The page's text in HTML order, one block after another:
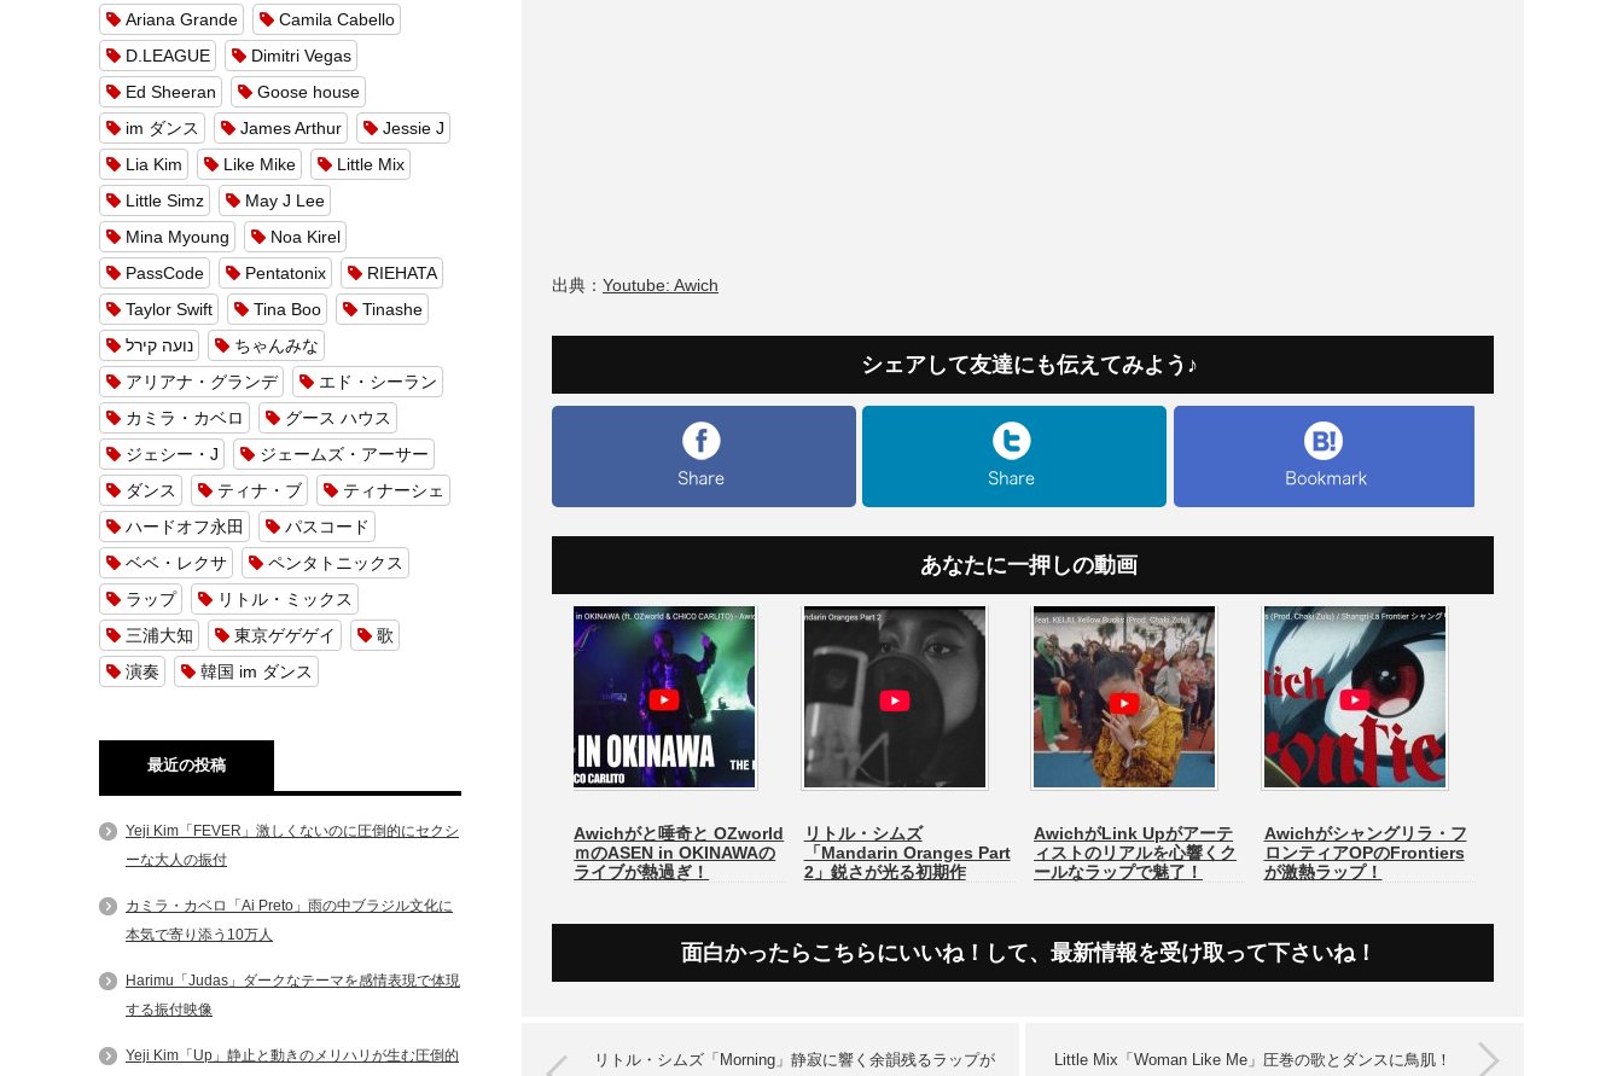
出典： Youtube: Awich
シェアして友達にも伝えてみよう♪
あなたに一押しの動画
Awichがと唾奇と OZworld
ｍのASEN in OKINAWAの
ライブが熱過ぎ！
リトル・シムズ
「Mandarin Oranges Part
2」鋭さが光る初期作
AwichがLink Upがアーテ
ィストのリアルを心響くク
ールなラップで魅了！
Awichがシャングリラ・フ
ロンティアOPのFrontiers
が激熱ラップ！
面白かったらこちらにいいね！して、最新情報を受け取って下さいね！
リトル・シムズ「Morning」静寂に響く余韻残るラップが Little Mix「Woman Like Me」圧巻の歌とダンスに鳥肌！
Ariana Grande
Camila Cabello
D.LEAGUE
Dimitri Vegas
Ed Sheeran
Goose house
im ダンス
James Arthur
Jessie J
Lia Kim
Like Mike
Little Mix
Little Simz
May J Lee
Mina Myoung
Noa Kirel
PassCode
Pentatonix
RIEHATA
Taylor Swift
Tina Boo
Tinashe
נועה קירל
ちゃんみな
アリアナ・グランデ
エド・シーラン
カミラ・カベロ
グース ハウス
ジェシー・J
ジェームズ・アーサー
ダンス
ティナ・ブ
ティナーシェ
ハードオフ永田
パスコード
ベベ・レクサ
ペンタトニックス
ラップ
リトル・ミックス
三浦大知
東京ゲゲゲイ
歌
演奏
韓国 im ダンス
最近の投稿
Yeji Kim「FEVER」激しくないのに圧倒的にセクシ
ーな大人の振付
カミラ・カベロ「Ai Preto」雨の中ブラジル文化に
本気で寄り添う10万人
Harimu「Judas」ダークなテーマを感情表現で体現
する振付映像
Yeji Kim「Up」静止と動きのメリハリが生む圧倒的